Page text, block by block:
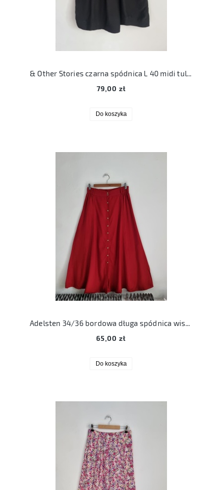
& Other Stories czarna spódnica L 40 midi tulipanowa
79,00 zł
Do koszyka
65,00 zł
Do koszyka